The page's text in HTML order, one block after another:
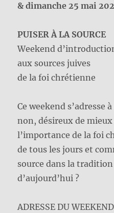
& dimanche 25 mai 202
PUISER À LA SOURCE
Weekend
aux sources juives
de la foi chrétienne
Ce weekend s’adresse
non, désireux de
l’importance de la foi
de tous les jours et
source dans la
d’aujourd’hui ?
ADRESSE DU